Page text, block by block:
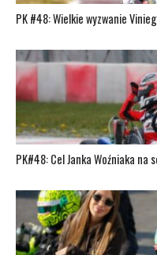
PK #48: Wielkie wyzwanie
PK#48: Cel Janka Woźniaka na